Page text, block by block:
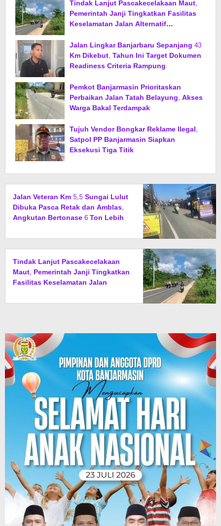
Tindak Lanjut Pascakecelakaan Maut,
Pemerintah Janji Tingkatkan Fasilitas
Keselamatan Jalan Alternatif
Jalan Lingkar Banjarbaru Sepanjang 43
Km Dikebut, Tahun Ini Target Dokumen
Readiness Criteria Rampung
Pemkot Banjarmasin Prioritaskan
Perbaikan Jalan Tatah Belayung, Akses
Warga Bakal Terdampak
Tujuh Vendor Bongkar Reklame Ilegal,
Satpol PP Banjarmasin Siapkan
Eksekusi Tiga Titik
Jalan Veteran Km 5,5 Sungai Lulut
Dibuka Pasca Retak dan Amblas,
Angkutan Bertonase 6 Ton Lebih
Tindak Lanjut Pascakecelakaan
Maut, Pemerintah Janji Tingkatkan
Fasilitas Keselamatan Jalan